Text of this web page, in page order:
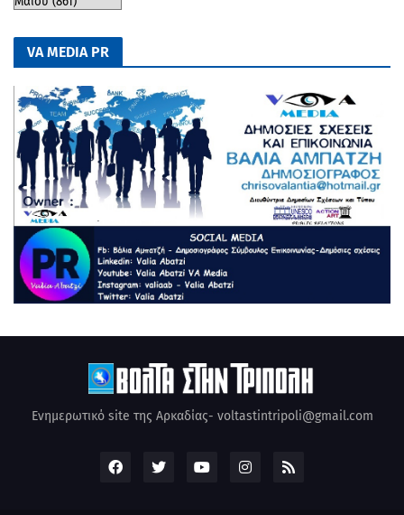
VA MEDIA PR
Ενημερωτικό site της Αρκαδίας- voltastintripoli@gmail.com